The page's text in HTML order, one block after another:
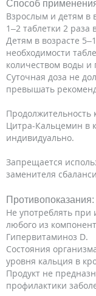
Способ
Взрослым и детям в
1–2 таблетки 2 раза
Детям в возрасте
необходимости
количеством воды и
Суточная доза не
превышать
Продолжительность
Цитра-Кальцемин в
индивидуально.
Запрещается
заменителя
Противопоказания:
Не употреблять при
любого из
Гипервитаминоз D.
Состояния
уровня кальция в
Продукт не
профилактики